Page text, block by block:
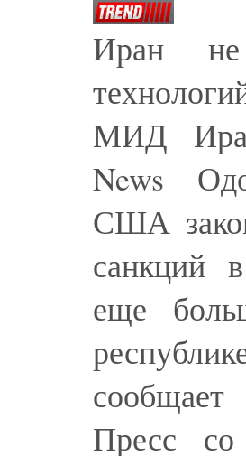
Иран
МИД
News
США
санкций
еще
Пресс со